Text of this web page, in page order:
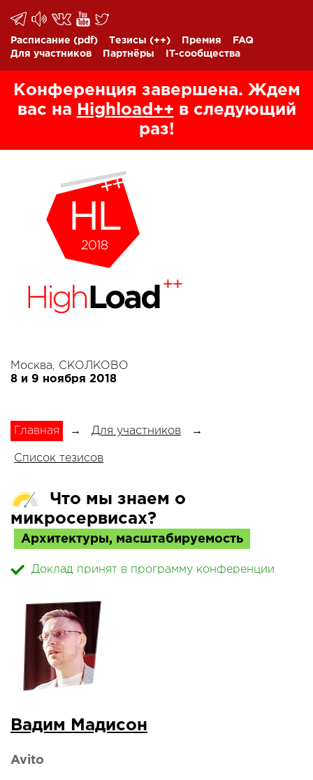
Расписание (pdf) Тезисы (++) Премия
FAQ
Для участников
Партнёры IT-сообщества
Конференция завершена. Ждем
вас на Highload++ в следующий
раз!
Москва, СКОЛКОВО
8 и 9 ноября 2018
Главная → Для участников →
Список тезисов
Что мы знаем о
микросервисах?
Архитектуры, масштабируемость
Доклад принят в программу конференции
Вадим Мадисон
Avito